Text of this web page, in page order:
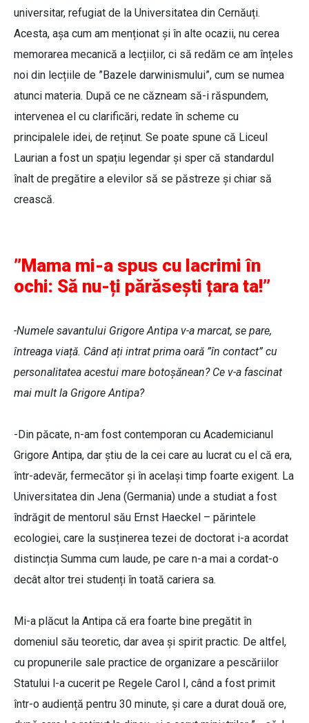
universitar, refugiat de la Universitatea din Cernăuți.
Acesta, așa cum am menționat și în alte ocazii, nu cerea
memorarea mecanică a lecțiilor, ci să redăm ce am înțeles
noi din lecțiile de ”Bazele darwinismului”, cum se numea
atunci materia. După ce ne căzneam să-i răspundem,
intervenea el cu clarificări, redate în scheme cu
principalele idei, de reținut. Se poate spune că Liceul
Laurian a fost un spațiu legendar și sper că standardul
înalt de pregătire a elevilor să se păstreze și chiar să
crească.
”Mama mi-a spus cu lacrimi în
ochi: Să nu-ți părăsești țara ta!”
-Numele savantului Grigore Antipa v-a marcat, se pare,
întreaga viață. Când ați intrat prima oară ”în contact” cu
personalitatea acestui mare botoșănean? Ce v-a fascinat
mai mult la Grigore Antipa?
-Din păcate, n-am fost contemporan cu Academicianul
Grigore Antipa, dar știu de la cei care au lucrat cu el că era,
într-adevăr, fermecător și în același timp foarte exigent. La
Universitatea din Jena (Germania) unde a studiat a fost
îndrăgit de mentorul său Ernst Haeckel – părintele
ecologiei, care la susținerea tezei de doctorat i-a acordat
distincția Summa cum laude, pe care n-a mai a cordat-o
decât altor trei studenți în toată cariera sa.
Mi-a plăcut la Antipa că era foarte bine pregătit în
domeniul său teoretic, dar avea și spirit practic. De altfel,
cu propunerile sale practice de organizare a pescăriilor
Statului l-a cucerit pe Regele Carol I, când a fost primit
într-o audiență pentru 30 minute, și care a durat două ore,